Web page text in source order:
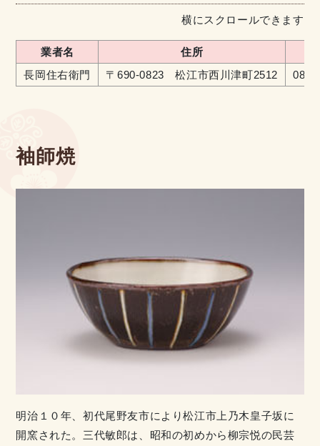
横にスクロールできます
業者名 住所
長岡住右衛門
〒690-0823 松江市西川津町2512
袖師焼
明治１０年、初代尾野友市により松江市上乃木皇子坂に
開窯された。三代敏郎は、昭和の初めから柳宗悦の民芸